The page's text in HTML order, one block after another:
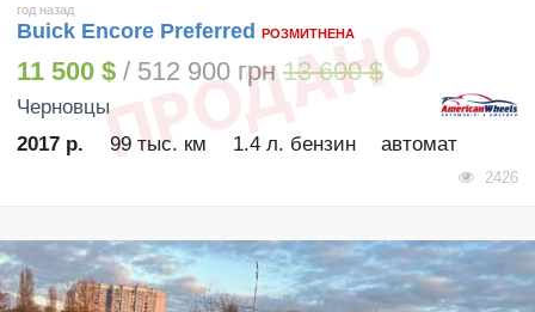
год назад
Buick Encore Preferred РОЗМИТНЕНА
11 500 $ / 512 900 грн 13 600 $
Черновцы
2017 р.
99 тыс. км 1.4 л. бензин автомат
2426